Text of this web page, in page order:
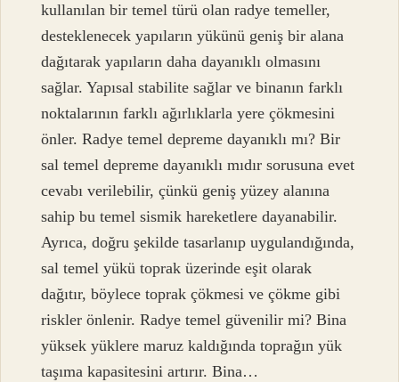
kullanılan bir temel türü olan radye temeller,
desteklenecek yapıların yükünü geniş bir alana
dağıtarak yapıların daha dayanıklı olmasını
sağlar. Yapısal stabilite sağlar ve binanın farklı
noktalarının farklı ağırlıklarla yere çökmesini
önler. Radye temel depreme dayanıklı mı? Bir
sal temel depreme dayanıklı mıdır sorusuna evet
cevabı verilebilir, çünkü geniş yüzey alanına
sahip bu temel sismik hareketlere dayanabilir.
Ayrıca, doğru şekilde tasarlanıp uygulandığında,
sal temel yükü toprak üzerinde eşit olarak
dağıtır, böylece toprak çökmesi ve çökme gibi
riskler önlenir. Radye temel güvenilir mi? Bina
yüksek yüklere maruz kaldığında toprağın yük
taşıma kapasitesini artırır. Bina…